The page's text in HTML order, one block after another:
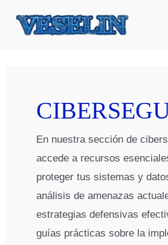
En nuestra sección de
accede a recursos
proteger tus sistemas y
análisis de amenazas
estrategias defensivas
guías prácticas sobre la